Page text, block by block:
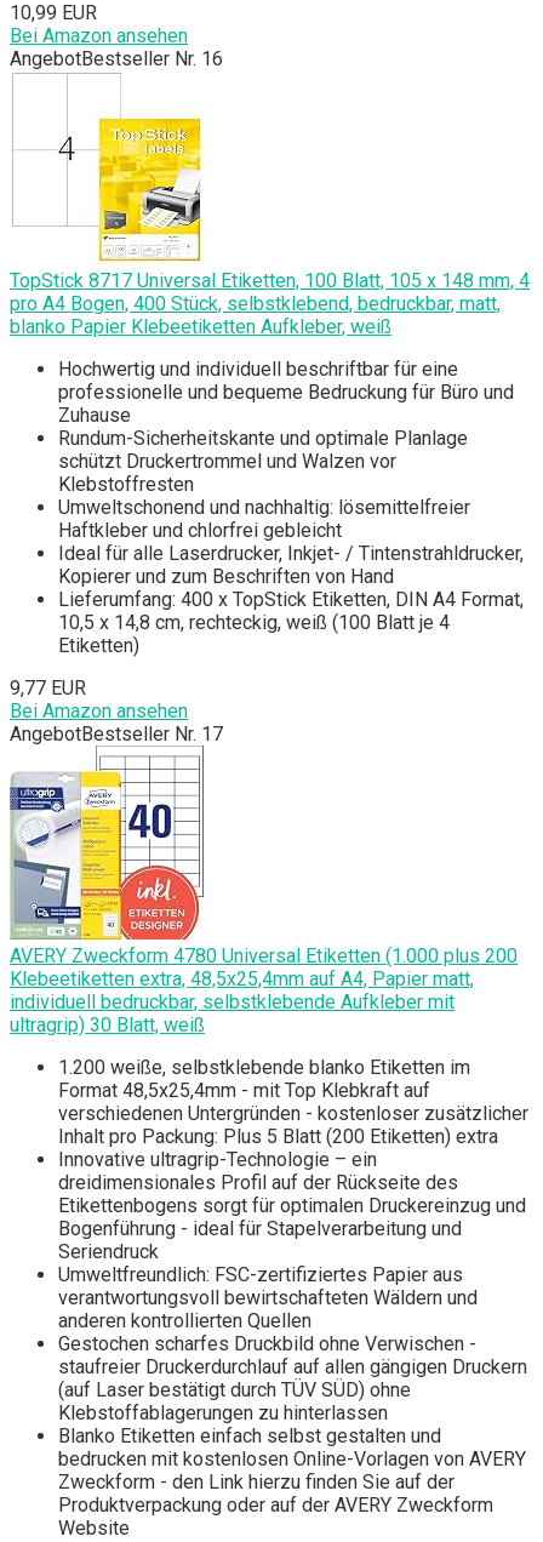
10,99 EUR
Bei Amazon ansehen
AngebotBestseller Nr. 16
TopStick 8717 Universal Etiketten, 100 Blatt, 105 x 148 mm, 4
pro A4 Bogen, 400 Stück, selbstklebend, bedruckbar, matt,
blanko Papier Klebeetiketten Aufkleber, weiß
Hochwertig und individuell beschriftbar für eine
professionelle und bequeme Bedruckung für Büro und
Zuhause
Rundum-Sicherheitskante und optimale Planlage
schützt Druckertrommel und Walzen vor
Klebstoffresten
Umweltschonend und nachhaltig: lösemittelfreier
Haftkleber und chlorfrei gebleicht
Ideal für alle Laserdrucker, Inkjet- / Tintenstrahldrucker,
Kopierer und zum Beschriften von Hand
Lieferumfang: 400 x TopStick Etiketten, DIN A4 Format,
10,5 x 14,8 cm, rechteckig, weiß (100 Blatt je 4
Etiketten)
9,77 EUR
Bei Amazon ansehen
AngebotBestseller Nr. 17
AVERY Zweckform 4780 Universal Etiketten (1.000 plus 200
Klebeetiketten extra, 48,5x25,4mm auf A4, Papier matt,
individuell bedruckbar, selbstklebende Aufkleber mit
ultragrip) 30 Blatt, weiß
1.200 weiße, selbstklebende blanko Etiketten im
Format 48,5x25,4mm - mit Top Klebkraft auf
verschiedenen Untergründen - kostenloser zusätzlicher
Inhalt pro Packung: Plus 5 Blatt (200 Etiketten) extra
Innovative ultragrip-Technologie – ein
dreidimensionales Profil auf der Rückseite des
Etikettenbogens sorgt für optimalen Druckereinzug und
Bogenführung - ideal für Stapelverarbeitung und
Seriendruck
Umweltfreundlich: FSC-zertifiziertes Papier aus
verantwortungsvoll bewirtschafteten Wäldern und
anderen kontrollierten Quellen
Gestochen scharfes Druckbild ohne Verwischen -
staufreier Druckerdurchlauf auf allen gängigen Druckern
(auf Laser bestätigt durch TÜV SÜD) ohne
Klebstoffablagerungen zu hinterlassen
Blanko Etiketten einfach selbst gestalten und
bedrucken mit kostenlosen Online-Vorlagen von AVERY
Zweckform - den Link hierzu finden Sie auf der
Produktverpackung oder auf der AVERY Zweckform
Website